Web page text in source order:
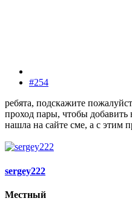
#254
ребята, подскажите
проход пары, чтобы добавить
нашла на сайте сме, а с этим
sergey222
Местный